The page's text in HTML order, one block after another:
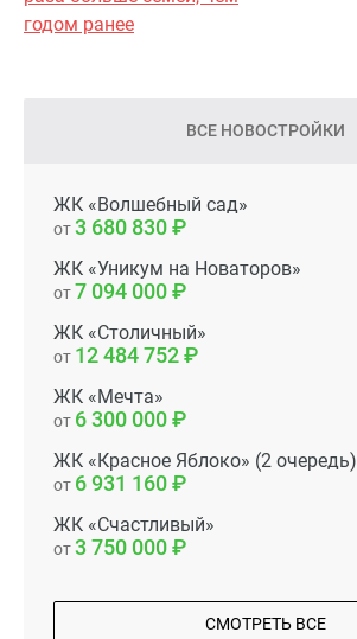
годом ранее
ВСЕ НОВОСТРОЙКИ
ЖК «Волшебный сад»
от3 680 830
ЖК «Уникум на Новаторов»
от7 094 000
ЖК «Столичный»
от 12 484 752
ЖК «Мечта»
от 6 300 000
ЖК «Красное Яблоко» (2 очередь)
от 6 931 160
ЖК «Счастливый»
от3 750 000
СМОТРЕТЬ ВСЕ